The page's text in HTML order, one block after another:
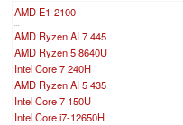
AMD E1-2100
AMD Ryzen AI 7 445
AMD Ryzen 5 8640U
Intel Core 7 240H
AMD Ryzen AI 5 435
Intel Core 7 150U
Intel Core i7-12650H